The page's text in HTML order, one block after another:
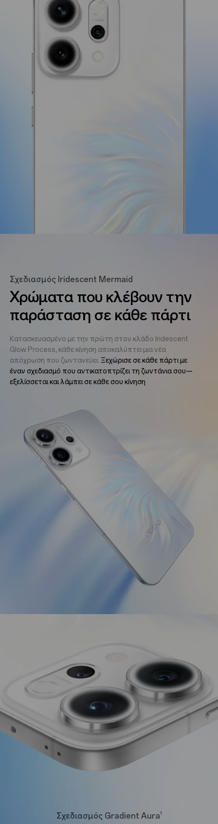
Σχεδιασμός Iridescent Mermaid
Χρώματα που κλέβουν την
παράσταση σε κάθε πάρτι
Κατασκευασμένο με την πρώτη στον κλάδο Iridescent
Glow Process, κάθε κίνηση αποκαλύπτει μια νέα
απόχρωση που ζωντανεύει. Ξεχώρισε σε κάθε πάρτι με
έναν σχεδιασμό που αντικατοπτρίζει τη ζωντάνια σου—
εξελίσσεται και λάμπει σε κάθε σου κίνηση
Σχεδιασμός Gradient Aura1